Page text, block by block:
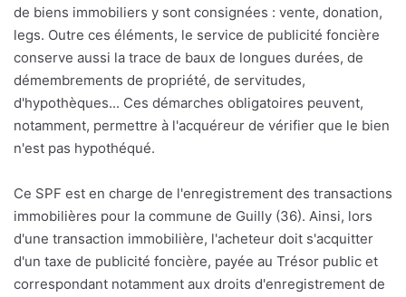
de biens immobiliers y sont consignées : vente, donation,
legs. Outre ces éléments, le service de publicité foncière
conserve aussi la trace de baux de longues durées, de
démembrements de propriété, de servitudes,
d'hypothèques... Ces démarches obligatoires peuvent,
notamment, permettre à l'acquéreur de vérifier que le bien
n'est pas hypothéqué.
Ce SPF est en charge de l'enregistrement des transactions
immobilières pour la commune de Guilly (36). Ainsi, lors
d'une transaction immobilière, l'acheteur doit s'acquitter
d'un taxe de publicité foncière, payée au Trésor public et
correspondant notamment aux droits d'enregistrement de